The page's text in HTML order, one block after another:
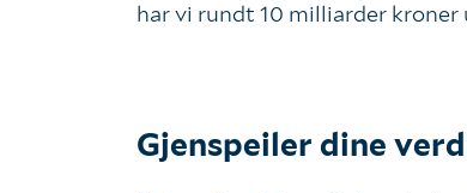
har vi rundt 10 milliarder kroner
Gjenspeiler dine